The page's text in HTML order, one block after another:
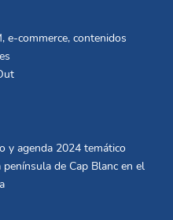
e-commerce, contenidos
y agenda 2024 temático
de Cap Blanc en el